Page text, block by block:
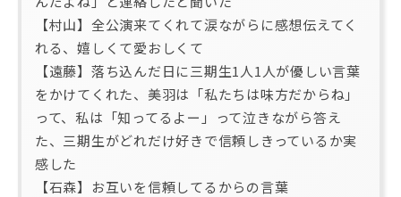
【村山】全公演来てくれて涙ながらに感想伝えてく
れる、嬉しくて愛おしくて
【遠藤】落ち込んだ日に三期生1人1人が優しい言葉
をかけてくれた、美羽は「私たちは味方だからね」
って、私は「知ってるよー」って泣きながら答え
た、三期生がどれだけ好きで信頼しきっているか実
感した
【石森】お互いを信頼してるからの言葉